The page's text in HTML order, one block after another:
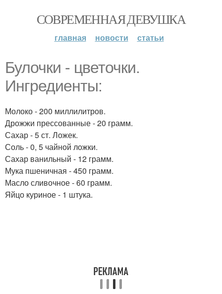
СОВРЕМЕННАЯ ДЕВУШКА
главная новости статьи
Булочки - цветочки.
Ингредиенты:
Молоко - 200 миллилитров.
Дрожжи прессованные - 20 грамм.
Сахар - 5 ст. Ложек.
Соль - 0, 5 чайной ложки.
Сахар ванильный - 12 грамм.
Мука пшеничная - 450 грамм.
Масло сливочное - 60 грамм.
Яйцо куриное - 1 штука.